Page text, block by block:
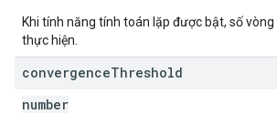
Khi tính năng tính toán lặp được bật, số
thực hiện.
convergenceThreshold
number